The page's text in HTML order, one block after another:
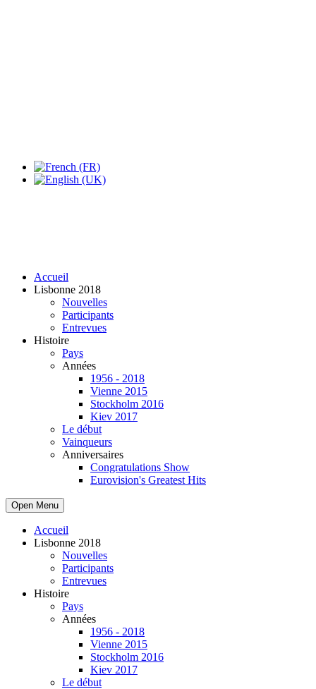
Accueil
Lisbonne 2018
Nouvelles
Participants
Entrevues
Histoire
Pays
Années
1956 - 2018
Vienne 2015
Stockholm 2016
Kiev 2017
Le début
Vainqueurs
Anniversaires
Congratulations Show
Eurovision's Greatest Hits
Open Menu
Accueil
Lisbonne 2018
Nouvelles
Participants
Entrevues
Histoire
Pays
Années
1956 - 2018
Vienne 2015
Stockholm 2016
Kiev 2017
Le début